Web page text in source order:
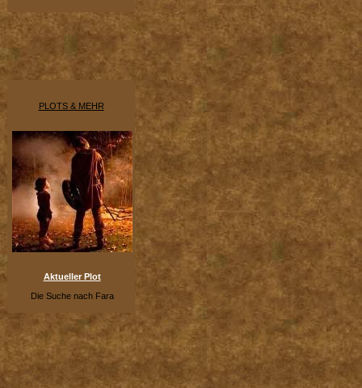
PLOTS & MEHR
Aktueller Plot
Die Suche nach Fara